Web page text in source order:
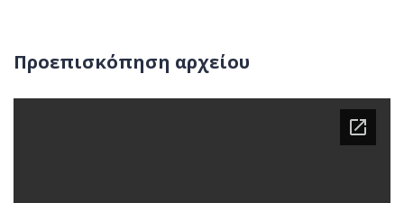
Προεπισκόπηση αρχείου